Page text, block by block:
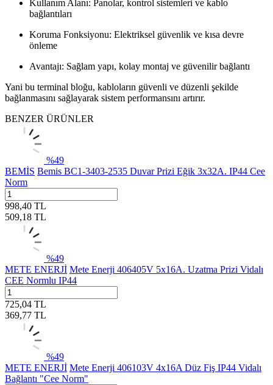
Kullanım Alanı: Panolar, kontrol sistemleri ve kablo
bağlantıları
Koruma Fonksiyonu: Elektriksel güvenlik ve kısa devre
önleme
Avantajı: Sağlam yapı, kolay montaj ve güvenilir bağlantı
Yani bu terminal bloğu, kabloların güvenli ve düzenli şekilde
bağlanmasını sağlayarak sistem performansını artırır.
BENZER ÜRÜNLER
%49
BEMİS Bemis BC1-3403-2535 Duvar Prizi Eğik 3x32A. IP44 Cee
Norm
998,40 TL
509,18 TL
%49
METE ENERJİ Mete Enerji 406405V 5x16A. Uzatma Prizi Vidalı
CEE Normlu IP44
725,04 TL
369,77 TL
%49
METE ENERJİ Mete Enerji 406103V 4x16A Düz Fiş IP44 Vidalı
Bağlantı "Cee Norm"